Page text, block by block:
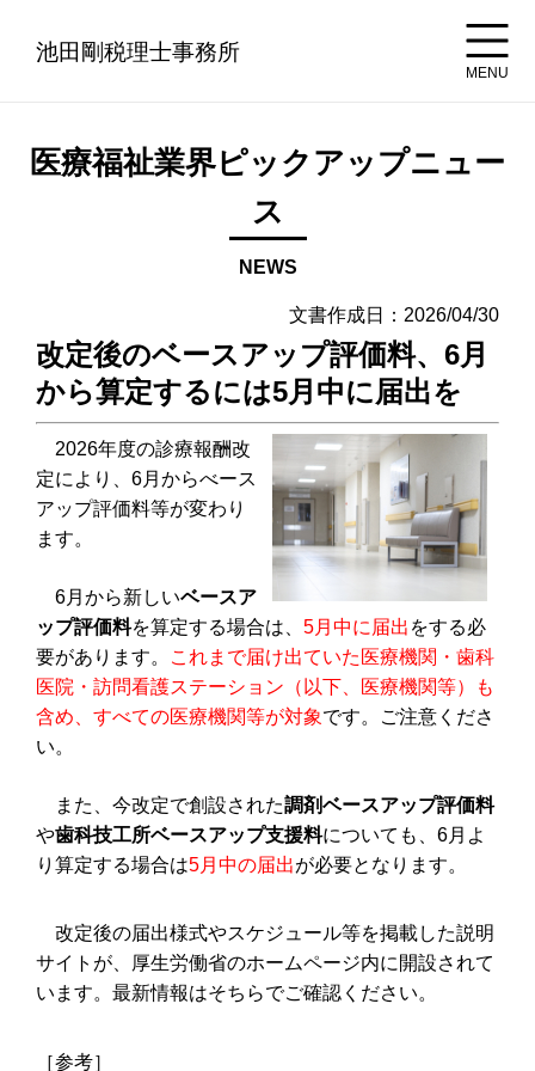
池田剛税理士事務所
MENU
医療福祉業界ピックアップニュー
ス
NEWS
文書作成日：2026/04/30
改定後のベースアップ評価料、6月
から算定するには5月中に届出を
2026年度の診療報酬改
定により、6月からべース
アップ評価料等が変わり
ます。
6月から新しいベースア
ップ評価料を算定する場合は、 5月中に届出 をする必
要があります。
これまで届け出ていた医療機関・歯科
医院・訪問看護ステーション（以下、医療機関等）も
含め、すべての医療機関等が対象です。ご注意くださ
い。
また、今改定で創設された調剤ベースアップ評価料
や歯科技工所ベースアップ支援料についても、6月よ
り算定する場合は5月中の届出が必要となります。
改定後の届出様式やスケジュール等を掲載した説明
サイトが、厚生労働省のホームページ内に開設されて
います。最新情報はそちらでご確認ください。
［参考］